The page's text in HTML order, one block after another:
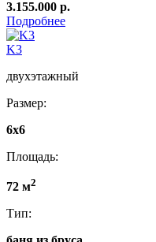
3.155.000 р.
Подробнее
K3
двухэтажный
Размер:
6x6
Площадь:
72 м2
Тип: